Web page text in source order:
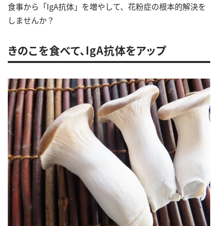
食事から「IgA抗体」を増やして、花粉症の根本的解決を
しませんか？
きのこを食べて、IgA抗体をアップ